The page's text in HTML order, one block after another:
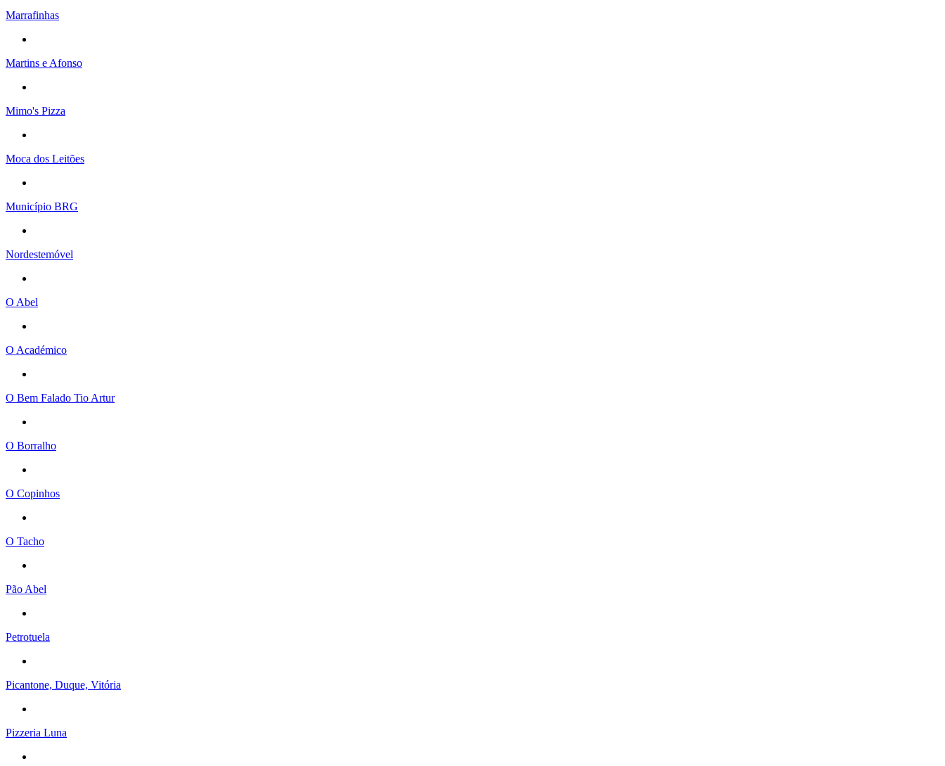
Marrafinhas
Martins e Afonso
Mimo's Pizza
Moca dos Leitões
Município BRG
Nordestemóvel
O Abel
O Académico
O Bem Falado Tio Artur
O Borralho
O Copinhos
O Tacho
Pão Abel
Petrotuela
Picantone, Duque, Vitória
Pizzeria Luna